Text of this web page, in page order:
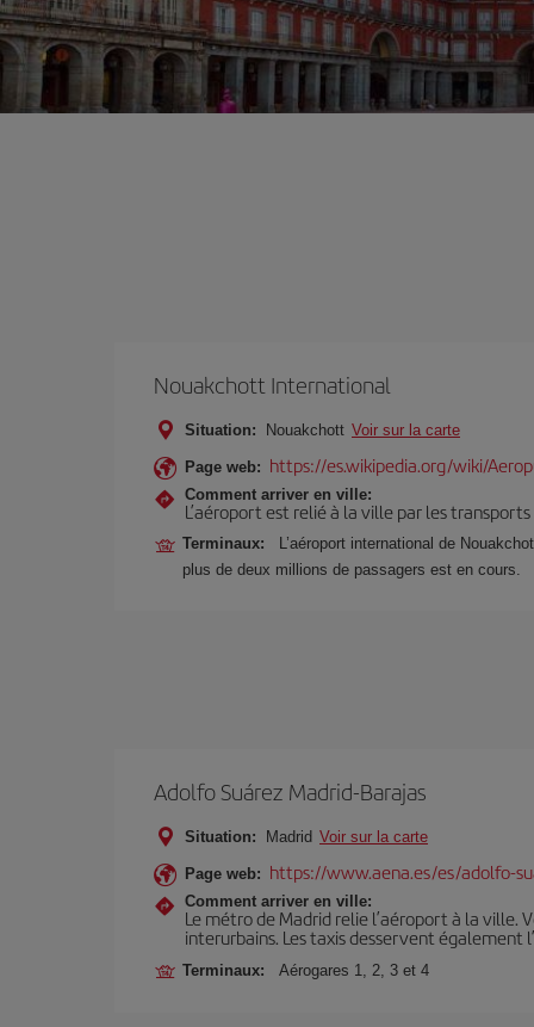
Nouakchott International
Situation: Nouakchott Voir sur la carte
Page web: https://es.wikipedia.org/wiki/
Comment arriver en ville:
L’aéroport est relié à la ville par les
Terminaux:
L’aéroport international de
plus de deux millions de passagers est en cours.
Adolfo Suárez Madrid-Barajas
Situation: Madrid Voir sur la carte
Page web: https://www.aena.es/es/adolfo-
Comment arriver en ville:
Le métro de Madrid relie l’aéroport à la ville.
interurbains. Les taxis desservent également
Terminaux: Aérogares 1, 2, 3 et 4